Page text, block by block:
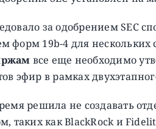
за одобрением SEC
форм 19b-4 для нескольких
все еще необходимо
эфир в рамках
решила не создавать
таких как BlackRock и